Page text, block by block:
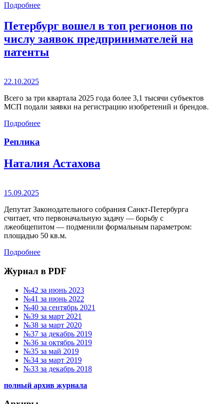
Подробнее
Петербург вошел в топ регионов по
числу заявок предпринимателей на
патенты
22.10.2025
Всего за три квартала 2025 года более 3,1 тысячи субъектов
МСП подали заявки на регистрацию изобретений и брендов.
Подробнее
Реплика
Наталия Астахова
15.09.2025
Депутат Законодательного собрания Санкт-Петербурга
считает, что первоначальную задачу — борьбу с
лжеобщепитом — подменили формальным параметром:
площадью 50 кв.м.
Подробнее
Журнал в PDF
№42 за июнь 2023
№41 за июнь 2022
№40 за сентябрь 2021
№39 за март 2021
№38 за март 2020
№37 за декабрь 2019
№36 за октябрь 2019
№35 за май 2019
№34 за март 2019
№33 за декабрь 2018
полный архив журнала